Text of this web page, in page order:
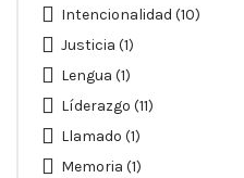
Intencionalidad (10)
Justicia (1)
Lengua (1)
Líderazgo (11)
Llamado (1)
Memoria (1)